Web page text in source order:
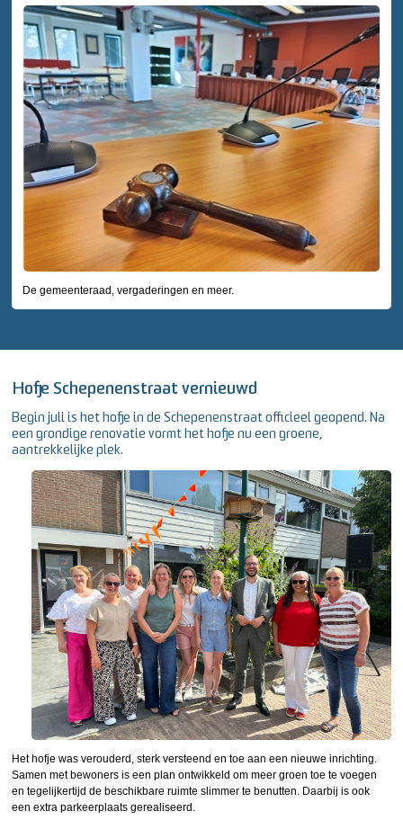
De gemeenteraad, vergaderingen en meer.
Hofje Schepenenstraat vernieuwd
Begin juli is het hofje in de Schepenenstraat officieel geopend. Na
een grondige renovatie vormt het hofje nu een groene,
aantrekkelijke plek.
Het hofje was verouderd, sterk versteend en toe aan een nieuwe inrichting.
Samen met bewoners is een plan ontwikkeld om meer groen toe te voegen
en tegelijkertijd de beschikbare ruimte slimmer te benutten. Daarbij is ook
een extra parkeerplaats gerealiseerd.